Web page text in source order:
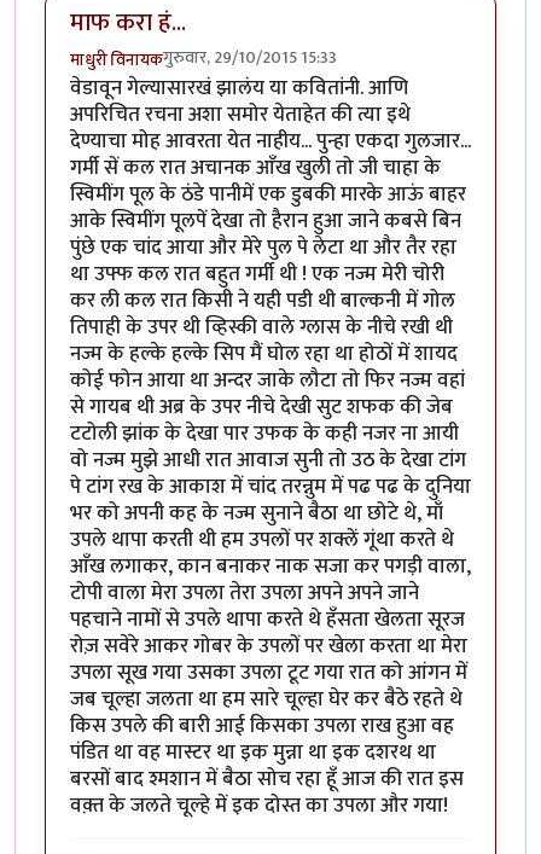
माफ करा हं...
माधुरी विनायकगुरुवार, 29/10/2015 15:33
वेडावून गेल्यासारखं झालंय या कवितांनी. आणि
अपरिचित रचना अशा समोर येताहेत की त्या इथे
देण्याचा मोह आवरता येत नाहीय... पुन्हा एकदा गुलजार...
गर्मी सें कल रात अचानक आँख खुली तो जी चाहा के
स्विमींग पूल के ठंडे पानीमें एक डुबकी मारके आऊं बाहर
आके स्विमींग पूलपें देखा तो हैरान हुआ जाने कबसे बिन
पुंछे एक चांद आया और मेरे पुल पे लेटा था और तैर रहा
था उफ्फ कल रात बहुत गर्मी थी ! एक नज्म मेरी चोरी
कर ली कल रात किसी ने यही पडी थी बाल्कनी में गोल
तिपाही के उपर थी व्हिस्की वाले ग्लास के नीचे रखी थी
नज्म के हल्के हल्के सिप मैं घोल रहा था होठों में शायद
कोई फोन आया था अन्दर जाके लौटा तो फिर नज्म वहां
से गायब थी अब्र के उपर नीचे देखी सुट शफक की जेब
टटोली झांक के देखा पार उफक के कही नजर ना आयी
वो नज्म मुझे आधी रात आवाज सुनी तो उठ के देखा टांग
पे टांग रख के आकाश में चांद तरन्नुम में पढ पढ के दुनिया
भर को अपनी कह के नज्म सुनाने बैठा था छोटे थे, माँ
उपले थापा करती थी हम उपलों पर शक्लें गूंथा करते थे
आँख लगाकर, कान बनाकर नाक सजा कर पगड़ी वाला,
टोपी वाला मेरा उपला तेरा उपला अपने अपने जाने
पहचाने नामों से उपले थापा करते थे हँसता खेलता सूरज
रोज़ सवेरे आकर गोबर के उपलों पर खेला करता था मेरा
उपला सूख गया उसका उपला टूट गया रात को आंगन में
जब चूल्हा जलता था हम सारे चूल्हा घेर कर बैठे रहते थे
किस उपले की बारी आई किसका उपला राख हुआ वह
पंडित था वह मास्टर था इक मुन्ना था इक दशरथ था
बरसों बाद श्मशान में बैठा सोच रहा हूँ आज की रात इस
वक़्त के जलते चूल्हे में इक दोस्त का उपला और गया!